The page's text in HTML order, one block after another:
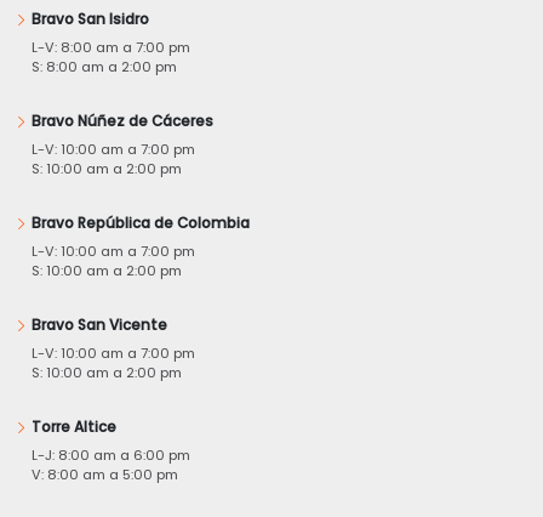
Bravo San Isidro
L-V: 8:00 am a 7:00 pm
S: 8:00 am a 2:00 pm
Bravo Núñez de Cáceres
L-V: 10:00 am a 7:00 pm
S: 10:00 am a 2:00 pm
Bravo República de Colombia
L-V: 10:00 am a 7:00 pm
S: 10:00 am a 2:00 pm
Bravo San Vicente
L-V: 10:00 am a 7:00 pm
S: 10:00 am a 2:00 pm
Torre Altice
L-J: 8:00 am a 6:00 pm
V: 8:00 am a 5:00 pm